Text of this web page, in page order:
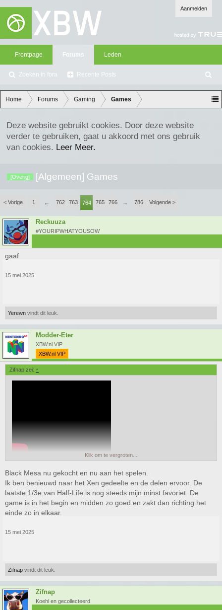
Aanmelden
Frontpage Forums
Zoeken in fora Recente Posts
Leden
oe
ke
n
Home Forums Gaming Games
Deze website gebruikt cookies. Door deze website
verder te gebruiken, gaat u akkoord met ons gebruik
van cookies. Leer Meer.
[Overig] [Algemeen] Games
< Vorige 1 ← 762 763 764 765 766 → 786 Volgende >
Reckuuza
#YOURIPWHATYOUSOW
gaaf
15 mei 2025
Yerewn vindt dit leuk.
Modder-Eter
XBW.nl VIP
XBW.nl VIP
Zifnap zei: ↑
Klik om te vergroten...
Black Mesa nu gekocht en nu aan het spelen.
Ik ben benieuwd naar het Xen gedeelte en de delen ervoor. De
laatste 1/3e van Half-Life is nog steeds mijn minst favoriet. De
game is in het begin en midden zo goed en zakt dan richting het
einde zo in elkaar.
15 mei 2025
Zifnap vindt dit leuk.
Zifnap
Koehl en gecollecteerd